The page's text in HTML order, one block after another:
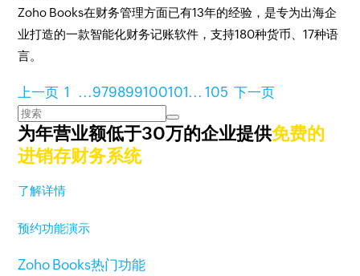
Zoho Books在财务管理方面已有13年的经验，是专为出海企
业打造的一款智能化财务记账软件，支持180种货币、17种语
言。
上一页1 ...979899100101... 105 下一页
为年营业额低于30万的企业提供免费的
进销存财务系统
了解详情
预约功能演示
Zoho Books热门功能